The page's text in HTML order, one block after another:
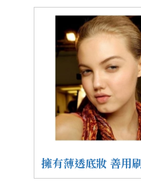
擁有薄透底妝 善用